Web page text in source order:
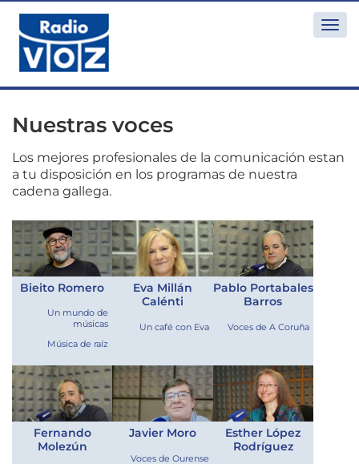
Nuestras voces
Los mejores profesionales de la comunicación estan
a tu disposición en los programas de nuestra
cadena gallega.
Bieito Romero
Un mundo de
músicas
Música de raíz
Eva Millán
Calénti
Un café con Eva
Pablo Portabales
Barros
Voces de A Coruña
Fernando
Molezún
Javier Moro
Voces de Ourense
Esther López
Rodríguez